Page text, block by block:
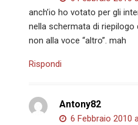
anch’io ho votato per gli
nella schermata di
non alla voce “altro”. mah
Rispondi
Antony82
6 Febbraio 2010